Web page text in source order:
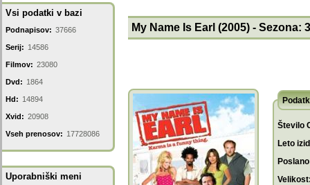
Vsi podatki v bazi
Podnapisov: 37666
Serij: 14586
Filmov: 23080
Dvd: 1864
Hd: 14894
Xvid: 20908
Vseh prenosov: 17728086
Uporabniški meni
My Name Is Earl (2005) - Sezona:
Število
Leto